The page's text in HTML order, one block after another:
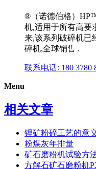
®（诺德伯格）
机,适用于所有高要
来,该系列破碎机已
碎机,全球销售 .
联系电话: 180 3780
Menu
相关文章
锂矿粉碎工艺的意义
粉煤灰年排量
矿石磨粉机试验方
方解石矿石磨粉机